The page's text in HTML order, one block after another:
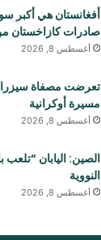
أفغانستان هي أكبر
صادرات كازاخستان من
أغسطس 8, 2026
تعرضت مصفاة
مسيرة أوكرانية
أغسطس 8, 2026
الصين: اليابان “تلعب
النووية
أغسطس 8, 2026